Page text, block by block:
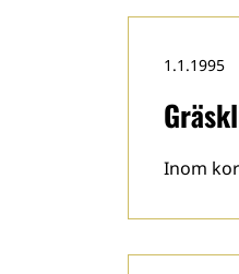
1.1.1995
Inom